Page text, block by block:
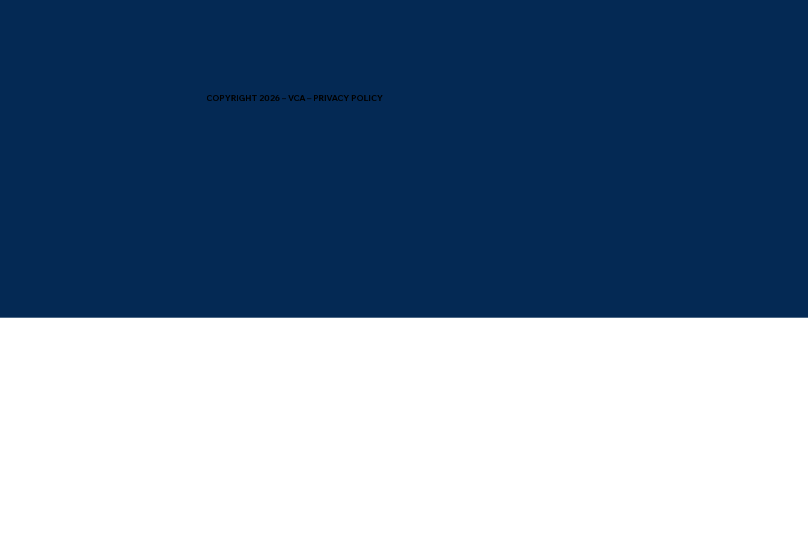
COPYRIGHT 2026 – VCA – PRIVACY POLICY